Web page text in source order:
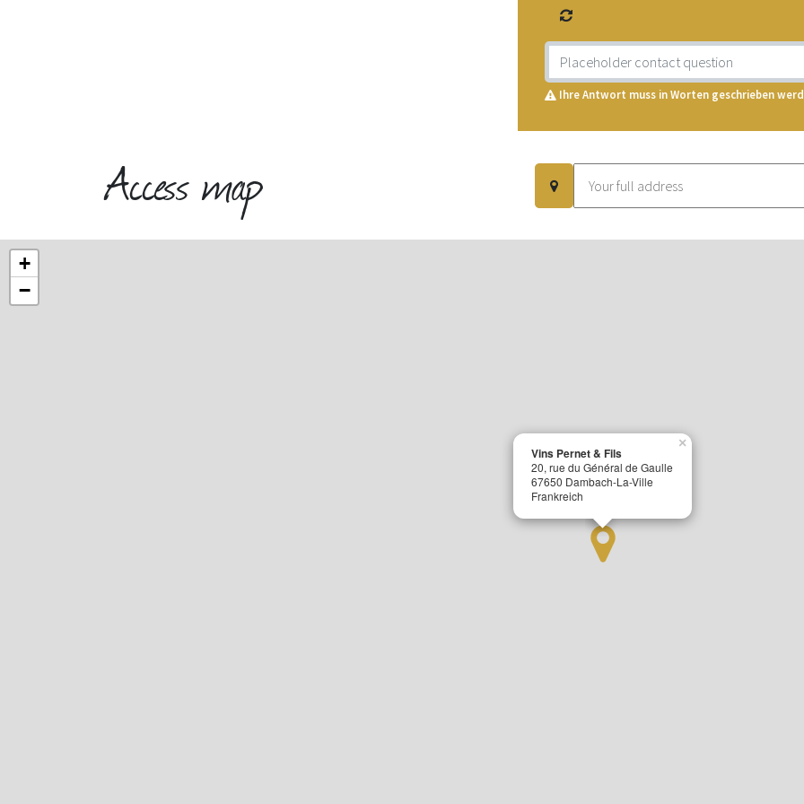
Ihre Antwort muss in Worten geschrieben
Access map
Vins Pernet & Fils
20, rue du Général de Gaulle
67650 Dambach-La-Ville
Frankreich
×
+
−